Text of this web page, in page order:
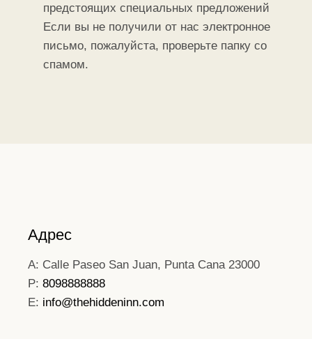
предстоящих специальных предложений
Если вы не получили от нас электронное
письмо, пожалуйста, проверьте папку со
спамом.
Адрес
A: Calle Paseo San Juan, Punta Cana 23000
P: 8098888888
E: info@thehiddeninn.com